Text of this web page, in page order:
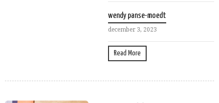
wendy panse-moedt
december 3, 2023
Read More